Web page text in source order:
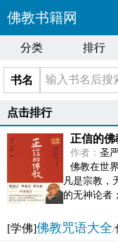
佛教书籍网
分类 排行
书名
点击排行
正信的佛
作者： 圣
佛教在世
凡是宗教，
的无神论者
[学佛]佛教咒语大全/